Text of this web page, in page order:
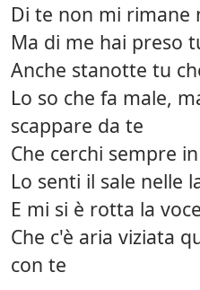
Di te non mi rimane
Ma di me hai preso
Anche stanotte tu
Lo so che fa male,
scappare da te
Che cerchi sempre
Lo senti il sale nelle
E mi si è rotta la voce
Che c'è aria viziata
con te